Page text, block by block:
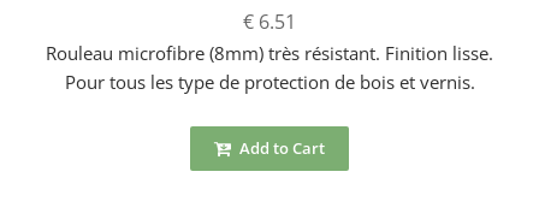
€ 6.51
Rouleau microfibre (8mm) très résistant. Finition lisse.
Pour tous les type de protection de bois et vernis.
Add to Cart